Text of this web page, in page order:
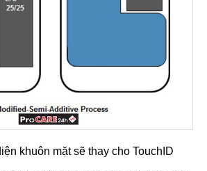
khuôn mặt sẽ thay cho TouchID